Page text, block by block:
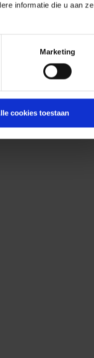
informatie die u aan ze
Marketing
cookies toestaan